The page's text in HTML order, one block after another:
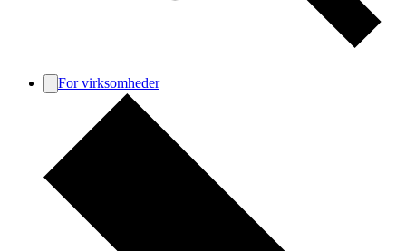
For virksomheder